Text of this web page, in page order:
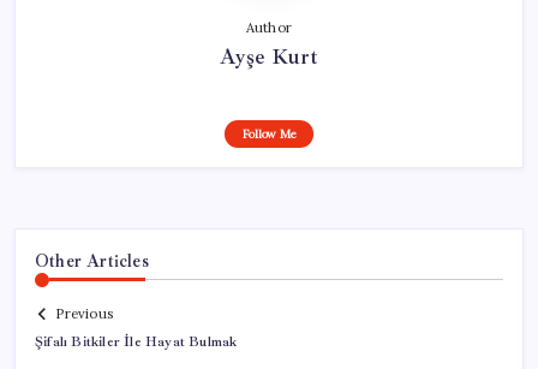
Author
Ayşe Kurt
Follow Me
Other Articles
Previous
Şifalı Bitkiler İle Hayat Bulmak